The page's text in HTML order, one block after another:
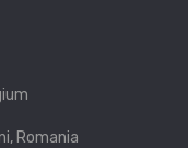
Romania